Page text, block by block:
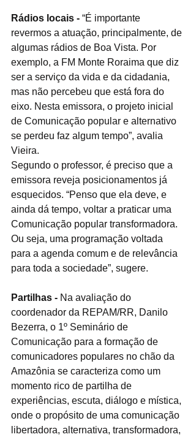
Rádios locais - “É importante
revermos a atuação, principalmente, de
algumas rádios de Boa Vista. Por
exemplo, a FM Monte Roraima que diz
ser a serviço da vida e da cidadania,
mas não percebeu que está fora do
eixo. Nesta emissora, o projeto inicial
de Comunicação popular e alternativo
se perdeu faz algum tempo”, avalia
Vieira.
Segundo o professor, é preciso que a
emissora reveja posicionamentos já
esquecidos. “Penso que ela deve, e
ainda dá tempo, voltar a praticar uma
Comunicação popular transformadora.
Ou seja, uma programação voltada
para a agenda comum e de relevância
para toda a sociedade”, sugere.
Partilhas - Na avaliação do
coordenador da REPAM/RR, Danilo
Bezerra, o 1º Seminário de
Comunicação para a formação de
comunicadores populares no chão da
Amazônia se caracteriza como um
momento rico de partilha de
experiências, escuta, diálogo e mística,
onde o propósito de uma comunicação
libertadora, alternativa, transformadora,